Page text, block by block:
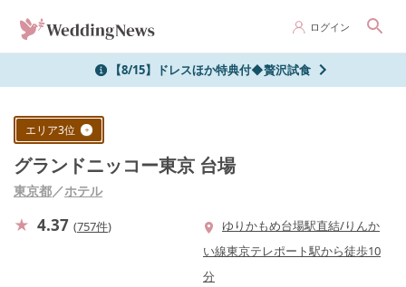
ログイン
【8/15】ドレスほか特典付◆贅沢試食
エリア3位
グランドニッコー東京 台場
東京都／ホテル
4.37 (757件)
ゆりかもめ台場駅直結/りんか
い線東京テレポート駅から徒歩10
分